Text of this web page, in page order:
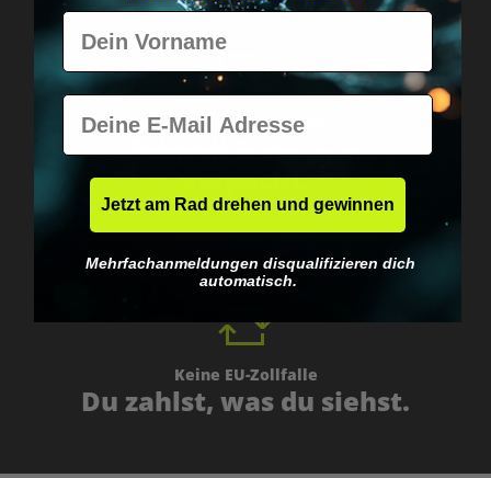
Weltweiter Versand
Schnell & neutral
verpackt.
Keine EU-Zollfalle
Du zahlst, was du siehst.
Vorname
E-Mail
Jetzt am Rad drehen und gewinnen
Mehrfachanmeldungen disqualifizieren dich
automatisch.